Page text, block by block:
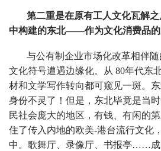
第二重是在原有工人文化瓦解
中构建的东北——作为文化消费品的
与公有制企业市场化改革相伴
文化符号遭遇边缘化。从 80年代东
材和文学写作转向都可窥见一斑。
身份不灵了！但是，东北毕竟是当
民社会庞大的地区，有钱、有闲的
住了传入内地的欧美-港台流行文化
中。歌舞厅、录像厅、书报亭……成